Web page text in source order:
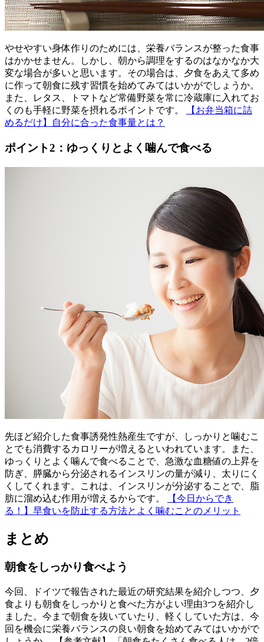
やせやすい身体作りのためには、栄養バランスが整った食事
はかかせません。しかし、朝から調理をするのはなかなか大
変な場合が多いと思います。その場合は、夕食をあえて多め
に作って朝食に残す習慣を始めてみてはいかがでしょうか。
また、レタス、トマトなど常備野菜を常に冷蔵庫に入れてお
くのも手軽に野菜を摂れるポイントです。
【お弁当箱に詰
めるだけ】自分に合った食事量とは？
ポイント2：ゆっくりとよく噛んで食べる
先ほど紹介した食事誘発性熱産生ですが、しっかりと噛むこ
とでも消費するカロリーが増えるといわれています。また、
ゆっくりとよく噛んで食べることで、急激な血糖値の上昇を
防ぎ、膵臓から分泌されるインスリンの量が減り、太りにく
くしてくれます。これは、インスリンが分泌することで、脂
肪に溜め込む作用が増えるからです。
【今日からでき
る！】早食いを防止する方法とよく噛むことのメリット
まとめ
朝食をしっかり食べよう
今回、ドイツで報告された最近の研究結果を紹介しつつ、夕
食よりも朝食をしっかりと食べた方がよい理由3つを紹介し
ました。今まで朝食を抜いていたり、軽くしていた方は、今
回を機会に栄養バランスの良い朝食を始めてみてはいかがで